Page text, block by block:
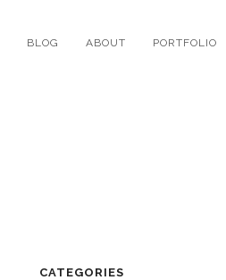
BLOG ABOUT PORTFOLIO
CATEGORIES